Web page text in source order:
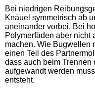
Bei niedrigen
Knäuel symmetrisch ab
aneinander vorbei. Bei
Polymerfäden aber nicht
machen. Wie Bugwellen
einen Teil des
dass auch beim Trennen
aufgewandt werden
entsteht.